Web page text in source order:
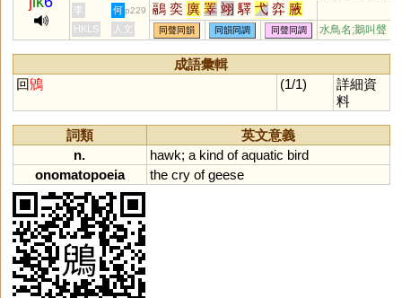
鷊 奕 廙 睪 翊 驛 弋 弈 腋
繹 掖 翌 熤 薿 嶧 杙 蜴 嶷
懌 鷁 屰 芅 圛 垼 黓 燚 艗
斁 燡 瀷 醳 譺 馹 墿 隿 焲
熼 晹 縌 釴 霬 帟 埸
李 何 p229
HKLS 人文 同聲同韻 同韻同調 同聲同調 水鳥名;鵝叫聲
成語彙輯
回鶂 (1/1)
詳細資
料
詞類
英文意義
n.
hawk; a kind of aquatic bird
onomatopoeia
the cry of geese